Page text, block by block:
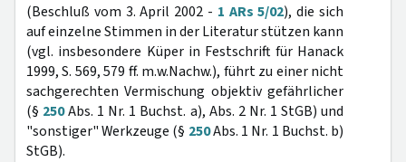
(Beschluß vom 3. April 2002 - 1 ARs 5/02), die sich
auf einzelne Stimmen in der Literatur stützen kann
(vgl. insbesondere Küper in Festschrift für Hanack
1999, S. 569, 579 ff. m.w.Nachw.), führt zu einer nicht
sachgerechten Vermischung objektiv gefährlicher
(§ 250Abs. 1 Nr. 1 Buchst. a), Abs. 2 Nr. 1 StGB) und
"sonstiger" Werkzeuge (§ 250Abs. 1 Nr. 1 Buchst. b)
StGB).